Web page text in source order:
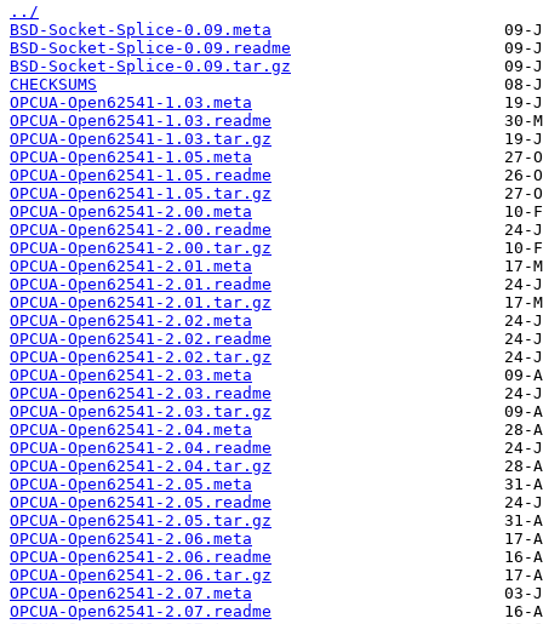
../
BSD-Socket-Splice-0.09.meta
BSD-Socket-Splice-0.09.readme
BSD-Socket-Splice-0.09.tar.gz
CHECKSUMS
OPCUA-Open62541-1.03.meta
OPCUA-Open62541-1.03.readme
OPCUA-Open62541-1.03.tar.gz
OPCUA-Open62541-1.05.meta
OPCUA-Open62541-1.05.readme
OPCUA-Open62541-1.05.tar.gz
OPCUA-Open62541-2.00.meta
OPCUA-Open62541-2.00.readme
OPCUA-Open62541-2.00.tar.gz
OPCUA-Open62541-2.01.meta
OPCUA-Open62541-2.01.readme
OPCUA-Open62541-2.01.tar.gz
OPCUA-Open62541-2.02.meta
OPCUA-Open62541-2.02.readme
OPCUA-Open62541-2.02.tar.gz
OPCUA-Open62541-2.03.meta
OPCUA-Open62541-2.03.readme
OPCUA-Open62541-2.03.tar.gz
OPCUA-Open62541-2.04.meta
OPCUA-Open62541-2.04.readme
OPCUA-Open62541-2.04.tar.gz
OPCUA-Open62541-2.05.meta
OPCUA-Open62541-2.05.readme
OPCUA-Open62541-2.05.tar.gz
OPCUA-Open62541-2.06.meta
OPCUA-Open62541-2.06.readme
OPCUA-Open62541-2.06.tar.gz
OPCUA-Open62541-2.07.meta
OPCUA-Open62541-2.07.readme